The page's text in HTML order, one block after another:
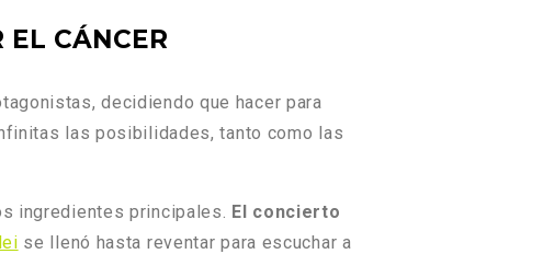
CÁNCER
decidiendo que hacer para
las posibilidades, tanto como las
ingredientes principales. El concierto
se llenó hasta reventar para escuchar a